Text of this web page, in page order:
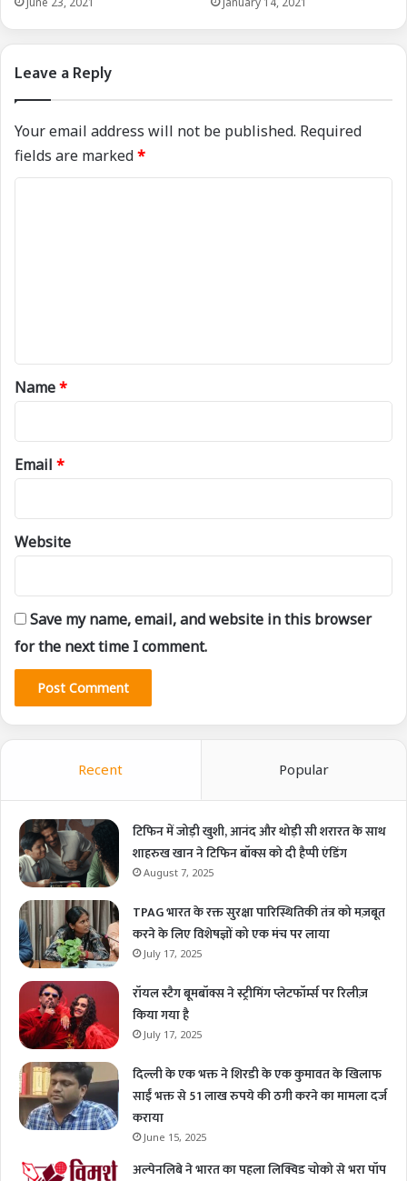
Leave a Reply
Your email address will not be published. Required
fields are marked*
*
Name*
Email *
Website
Save my name, email, and website in this browser
for the next time I comment.
Recent Popular
टिफिन में जोड़ी खुशी, आनंद और थोड़ी सी शरारत के साथ
शाहरुख खान ने टिफिन बॉक्स को दी हैप्पी एंडिंग
August 7, 2025
TPAG भारत के रक्त सुरक्षा पारिस्थितिकी तंत्र को मज़बूत
करने के लिए विशेषज्ञों को एक मंच पर लाया
July 17, 2025
रॉयल स्टैग बूमबॉक्स ने स्ट्रीमिंग प्लेटफॉर्म्स पर रिलीज़
किया गया है
July 17, 2025
दिल्ली के एक भक्त ने शिरडी के एक कुमावत के खिलाफ
साईं भक्त से 51 लाख रुपये की ठगी करने का मामला दर्ज
कराया
June 15, 2025
अल्पेनलिबे ने भारत का पहला लिक्विड चोको से भरा पॉप